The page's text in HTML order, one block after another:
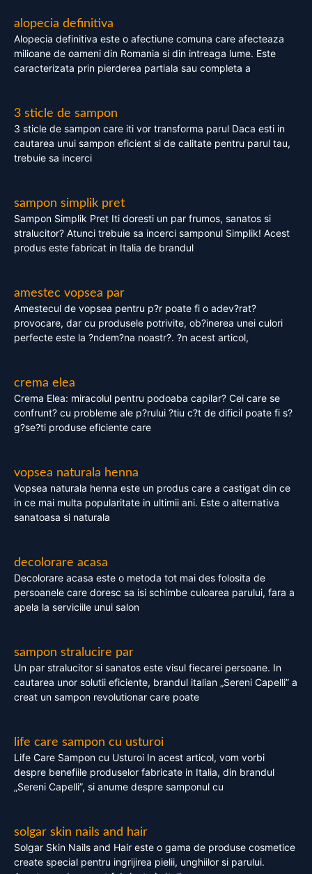
alopecia definitiva
Alopecia definitiva este o afectiune comuna care afecteaza
milioane de oameni din Romania si din intreaga lume. Este
caracterizata prin pierderea partiala sau completa a
3 sticle de sampon
3 sticle de sampon care iti vor transforma parul Daca esti in
cautarea unui sampon eficient si de calitate pentru parul tau,
trebuie sa incerci
sampon simplik pret
Sampon Simplik Pret Iti doresti un par frumos, sanatos si
stralucitor? Atunci trebuie sa incerci samponul Simplik! Acest
produs este fabricat in Italia de brandul
amestec vopsea par
Amestecul de vopsea pentru p?r poate fi o adev?rat?
provocare, dar cu produsele potrivite, ob?inerea unei culori
perfecte este la ?ndem?na noastr?. ?n acest articol,
crema elea
Crema Elea: miracolul pentru podoaba capilar? Cei care se
confrunt? cu probleme ale p?rului ?tiu c?t de dificil poate fi s?
g?se?ti produse eficiente care
vopsea naturala henna
Vopsea naturala henna este un produs care a castigat din ce
in ce mai multa popularitate in ultimii ani. Este o alternativa
sanatoasa si naturala
decolorare acasa
Decolorare acasa este o metoda tot mai des folosita de
persoanele care doresc sa isi schimbe culoarea parului, fara a
apela la serviciile unui salon
sampon stralucire par
Un par stralucitor si sanatos este visul fiecarei persoane. In
cautarea unor solutii eficiente, brandul italian „Sereni Capelli” a
creat un sampon revolutionar care poate
life care sampon cu usturoi
Life Care Sampon cu Usturoi In acest articol, vom vorbi
despre benefiile produselor fabricate in Italia, din brandul
„Sereni Capelli”, si anume despre samponul cu
solgar skin nails and hair
Solgar Skin Nails and Hair este o gama de produse cosmetice
create special pentru ingrijirea pielii, unghiilor si parului.